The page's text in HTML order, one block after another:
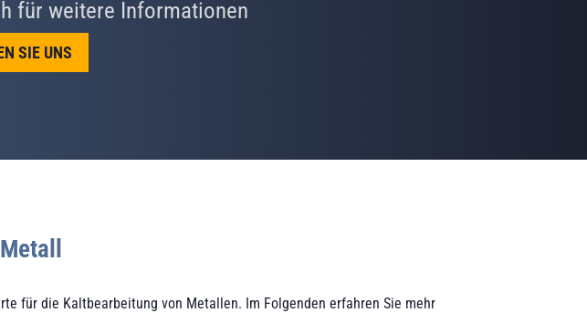
für weitere Informationen
SIE UNS
für die Kaltbearbeitung von Metallen. Im Folgenden erfahren Sie mehr